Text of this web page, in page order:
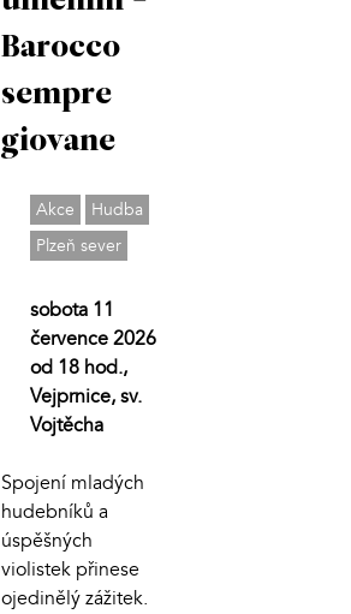
Barocco
sempre
giovane
Akce
Hudba
Plzeň sever
sobota 11
července 2026
od 18 hod.,
Vejprnice, sv.
Vojtěcha
Spojení mladých
hudebníků a
úspěšných
violistek přinese
ojedinělý zážitek.